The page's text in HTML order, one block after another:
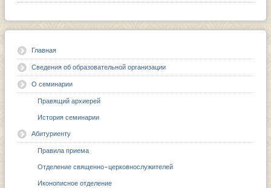
Главная
Сведения об образовательной организации
О семинарии
Правящий архиерей
История семинарии
Абитуриенту
Правила приема
Отделение священно-церковнослужителей
Иконописное отделение